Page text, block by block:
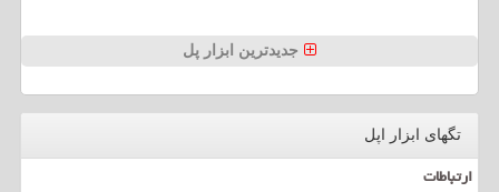
جدیدترین ابزار پل
تگهای ابزار اپل
ارتباطات